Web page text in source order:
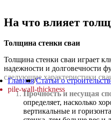
Главная/Статьи о
pile-wall-thickness
На что влияет
Толщина стенки сваи
Толщина стенки сваи играет
надежности и долговечности
следующие характеристики
Прочность и несущая
определяет, насколько
вертикальные и